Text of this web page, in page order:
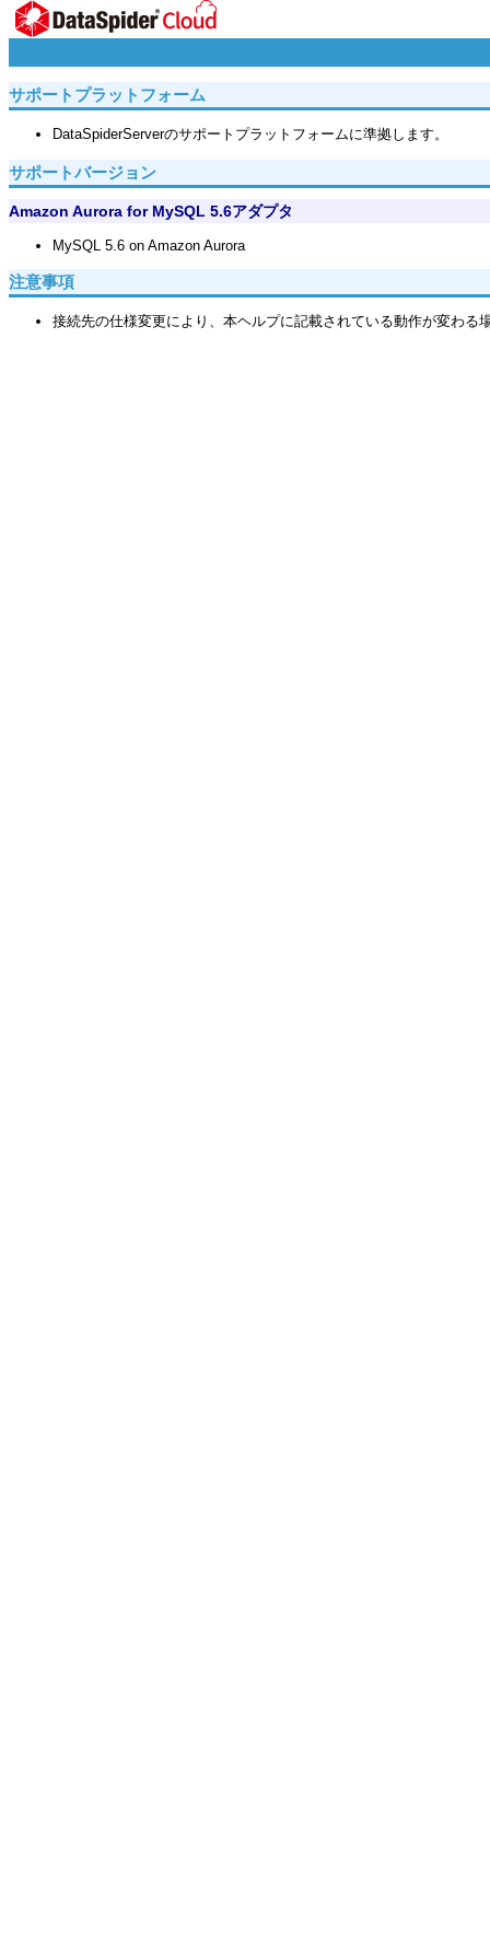
サポートプラットフォーム
DataSpiderServerのサポートプラットフォームに準拠します。
サポートバージョン
Amazon Aurora for MySQL 5.6アダプタ
MySQL 5.6 on Amazon Aurora
注意事項
接続先の仕様変更により、本ヘルプに記載されている動作が変わる